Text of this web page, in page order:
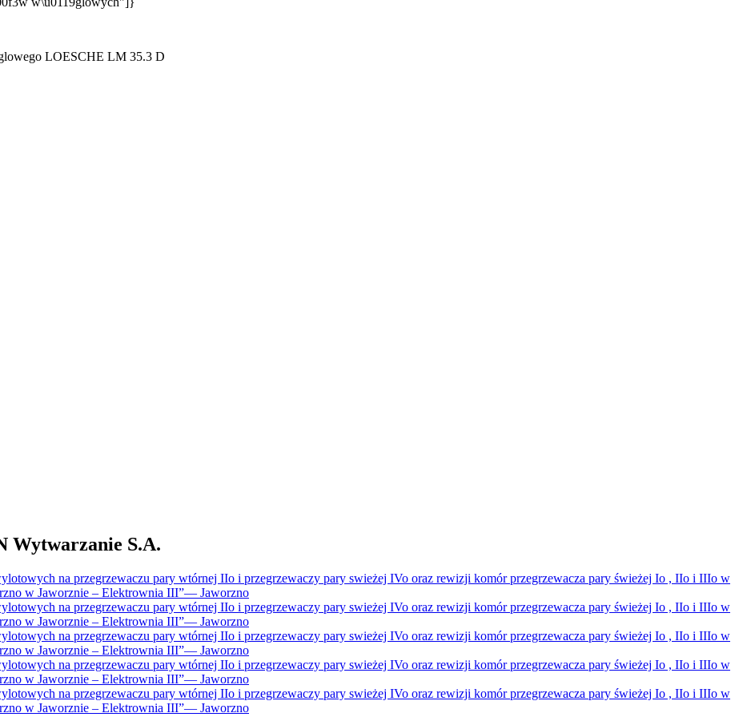
LOESCHE LM 35.3 D
Wytwarzanie S.A.
na przegrzewaczu pary wtórnej IIo i przegrzewaczy pary swieżej IVo oraz rewizji komór przegrzewacza pary świeżej Io , IIo i IIIo w
w Jaworznie – Elektrownia III”— Jaworzno
na przegrzewaczu pary wtórnej IIo i przegrzewaczy pary swieżej IVo oraz rewizji komór przegrzewacza pary świeżej Io , IIo i IIIo w
w Jaworznie – Elektrownia III”— Jaworzno
na przegrzewaczu pary wtórnej IIo i przegrzewaczy pary swieżej IVo oraz rewizji komór przegrzewacza pary świeżej Io , IIo i IIIo w
w Jaworznie – Elektrownia III”— Jaworzno
na przegrzewaczu pary wtórnej IIo i przegrzewaczy pary swieżej IVo oraz rewizji komór przegrzewacza pary świeżej Io , IIo i IIIo w
w Jaworznie – Elektrownia III”— Jaworzno
na przegrzewaczu pary wtórnej IIo i przegrzewaczy pary swieżej IVo oraz rewizji komór przegrzewacza pary świeżej Io , IIo i IIIo w
w Jaworznie – Elektrownia III”— Jaworzno